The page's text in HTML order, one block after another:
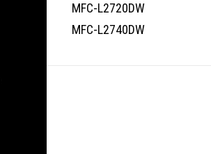
MFC-L2720DW
MFC-L2740DW